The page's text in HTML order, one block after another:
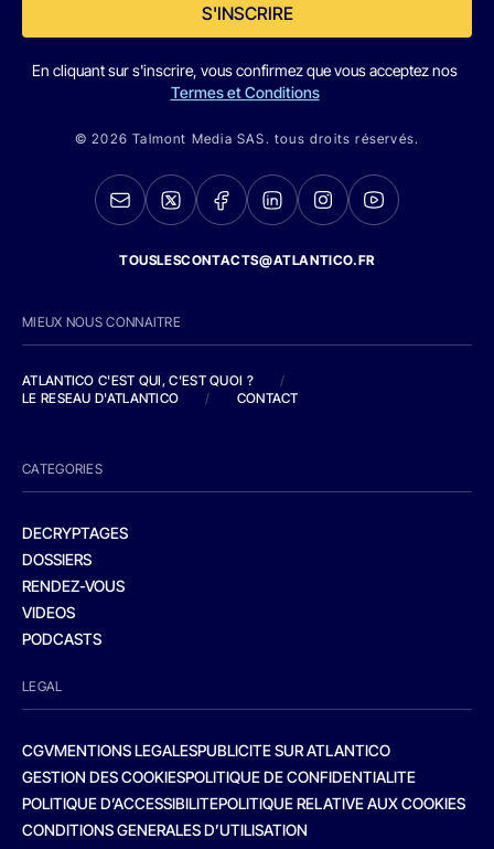
S'INSCRIRE
En cliquant sur s'inscrire, vous confirmez que vous acceptez nos
Termes et Conditions
© 2026 Talmont Media SAS. tous droits réservés.
TOUSLESCONTACTS@ATLANTICO.FR
MIEUX NOUS CONNAITRE
ATLANTICO C'EST QUI, C'EST QUOI ?
/
LE RESEAU D'ATLANTICO
/ CONTACT
CATEGORIES
DECRYPTAGES
DOSSIERS
RENDEZ-VOUS
VIDEOS
PODCASTS
LEGAL
CGVMENTIONS LEGALESPUBLICITE SUR ATLANTICO
GESTION DES COOKIESPOLITIQUE DE CONFIDENTIALITE
POLITIQUE D’ACCESSIBILITEPOLITIQUE RELATIVE AUX COOKIES
CONDITIONS GENERALES D’UTILISATION